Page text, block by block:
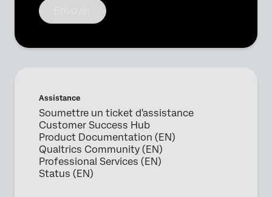
Demander une démo
Remplissez le formulaire ci-dessous et nous
Fonction*
Adresse e-mail professionnelle*
Numéro de téléphone*
Assistance
Soumettre un ticket d'assistance
Customer Success Hub
Product Documentation (EN)
Qualtrics Community (EN)
Professional Services (EN)
Status (EN)